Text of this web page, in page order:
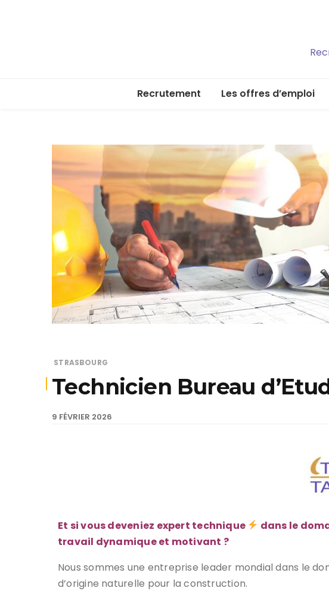
Recrutement Les offres d’emploi
STRASBOURG
Technicien Bureau
9 FÉVRIER 2026
Et si vous deveniez expert technique
dans le
travail dynamique et motivant ?
Nous sommes une entreprise leader mondial dans le
d’origine naturelle pour la construction.